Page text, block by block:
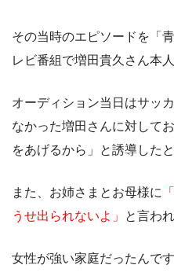
その当時のエピソードを「
レビ番組で増田貴久さん本
オーディション当日はサッ
なかった増田さんに対して
をあげるから」と誘導したと
また、お姉さまとお母様に
うせ出られないよ」
と言わ
女性が強い家庭だったんです